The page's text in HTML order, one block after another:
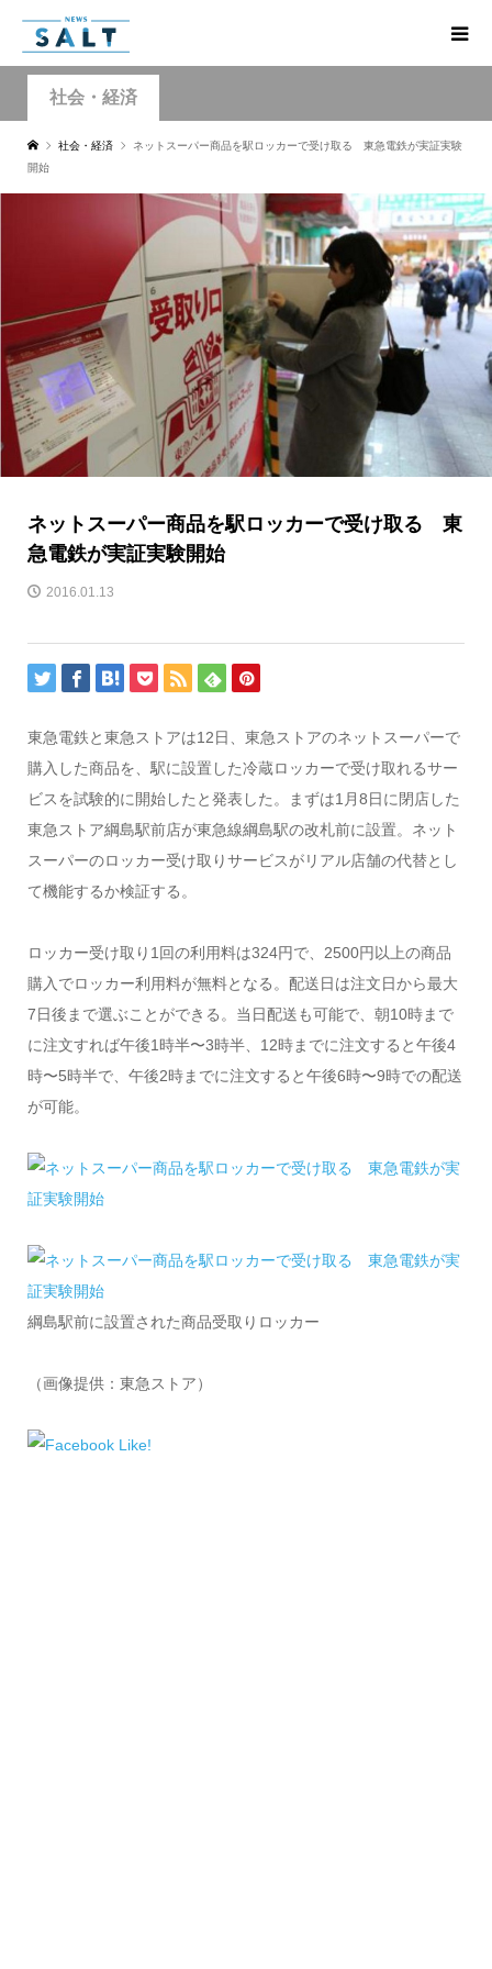
社会・経済
社会・経済
ネットスーパー商品を駅ロッカーで受け取る 東急電鉄が実証実験
開始
ネットスーパー商品を駅ロッカーで受け取る 東
急電鉄が実証実験開始
2016.01.13
東急電鉄と東急ストアは12日、東急ストアのネットスーパーで
購入した商品を、駅に設置した冷蔵ロッカーで受け取れるサー
ビスを試験的に開始したと発表した。まずは1月8日に閉店した
東急ストア綱島駅前店が東急線綱島駅の改札前に設置。ネット
スーパーのロッカー受け取りサービスがリアル店舗の代替とし
て機能するか検証する。
ロッカー受け取り1回の利用料は324円で、2500円以上の商品
購入でロッカー利用料が無料となる。配送日は注文日から最大
7日後まで選ぶことができる。当日配送も可能で、朝10時まで
に注文すれば午後1時半〜3時半、12時までに注文すると午後4
時〜5時半で、午後2時までに注文すると午後6時〜9時での配送
が可能。
綱島駅前に設置された商品受取りロッカー
（画像提供：東急ストア）